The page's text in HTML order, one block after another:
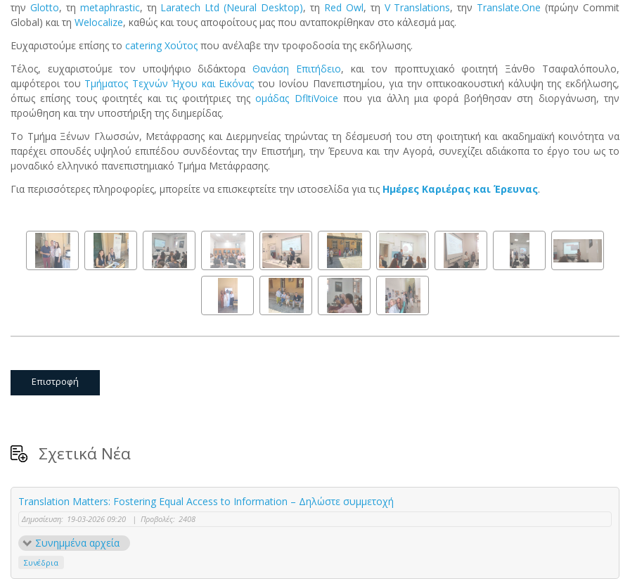
την Glotto, τη metaphrastic, τη Laratech Ltd (Neural Desktop), τη Red Owl, τη V Translations, την Translate.One (πρώην Commit
Global) και τη Welocalize, καθώς και τους αποφοίτους μας που ανταποκρίθηκαν στο κάλεσμά μας.
Ευχαριστούμε επίσης το catering Χούτος που ανέλαβε την τροφοδοσία της εκδήλωσης.
Τέλος, ευχαριστούμε τον υποψήφιο διδάκτοραΘανάση Επιτήδειο, και τον προπτυχιακό φοιτητή Ξάνθο Τσαφαλόπουλο,
αμφότεροι του Τμήματος Τεχνών Ήχου και Εικόνας του Ιονίου Πανεπιστημίου, για την οπτικοακουστική κάλυψη της εκδήλωσης,
όπως επίσης τους φοιτητές και τις φοιτήτριες τηςομάδας DfltiVoice που για άλλη μια φορά βοήθησαν στη διοργάνωση, την
προώθηση και την υποστήριξη της διημερίδας.
Το Τμήμα Ξένων Γλωσσών, Μετάφρασης και Διερμηνείας τηρώντας τη δέσμευσή του στη φοιτητική και ακαδημαϊκή κοινότητα να
παρέχει σπουδές υψηλού επιπέδου συνδέοντας την Επιστήμη, την Έρευνα και την Αγορά, συνεχίζει αδιάκοπα το έργο του ως το
μοναδικό ελληνικό πανεπιστημιακό Τμήμα Μετάφρασης.
Για περισσότερες πληροφορίες, μπορείτε να επισκεφτείτε την ιστοσελίδα για τις Ημέρες Καριέρας και Έρευνας.
Επιστροφή
Σχετικά Νέα
Translation Matters: Fostering Equal Access to Information – Δηλώστε συμμετοχή
Δημοσίευση: 19-03-2026 09:20 | Προβολές: 2408
Συνημμένα αρχεία
Συνέδρια